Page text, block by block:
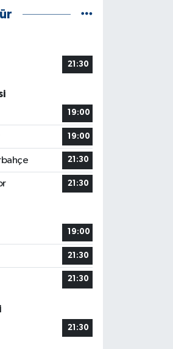
21:30
19:00
19:00
21:30
21:30
19:00
21:30
21:30
21:30